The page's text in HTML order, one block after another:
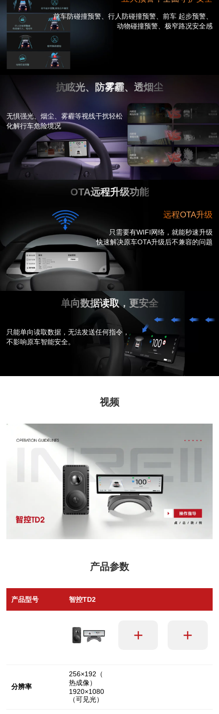
前车防碰撞预警、行人防碰撞预警、前车 起步预警、
动物碰撞预警、极窄路况安全感
抗眩光、防雾霾、透烟尘
无惧强光、烟尘、雾霾等视线干扰轻松
化解行车危险境况
OTA远程升级功能
远程OTA升级
只需要有WIFI网络，就能秒速升级
快速解决原车OTA升级后不兼容的问题
单向数据读取，更安全
只能单向读取数据，无法发送任何指令，
不影响原车智能安全。
视频
产品参数
产品型号 智控TD2
+ +
分辨率
256×192（
热成像）
1920×1080
（可见光）